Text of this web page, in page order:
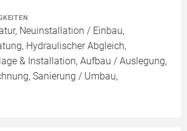
Neuinstallation / Einbau,
Hydraulischer Abgleich,
& Installation, Aufbau / Auslegung,
Sanierung / Umbau,